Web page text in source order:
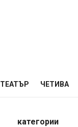
ТЕАТЪР ЧЕТИВА
категории